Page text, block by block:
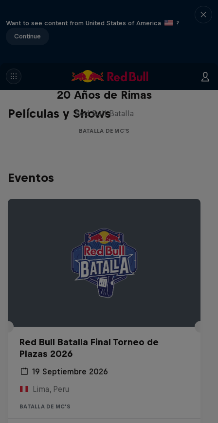
Want to see content from United States of America
?
Continue
Películas y Shows
Red Bull Batalla Nueva Historia:
20 Años de Rimas
Red Bull Batalla
BATALLA DE MC'S
Eventos
Red Bull Batalla Final Torneo de
Plazas 2026
19 Septiembre 2026
Lima, Peru
BATALLA DE MC'S